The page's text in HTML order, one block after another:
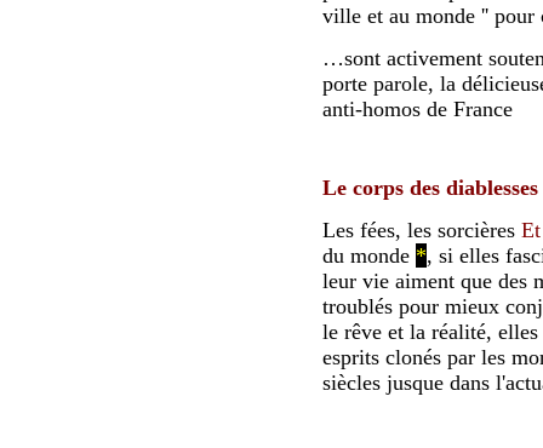
ville et au monde '' pour
…sont activement
porte parole, la
anti-homos de France
Le corps des diablesses
Les fées, les sorcières Et
du monde *, si elles
leur vie aiment que des
troublés pour mieux
le rêve et la réalité,
esprits clonés par les
siècles jusque dans